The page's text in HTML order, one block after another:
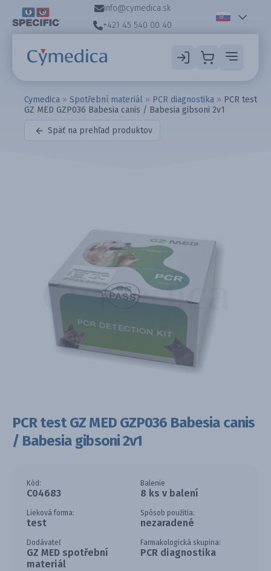
info@cymedica.sk
+421 45 540 00 40
Cymedica » Spotřební materiál » PCR diagnostika » PCR test
GZ MED GZP036 Babesia canis / Babesia gibsoni 2v1
Späť na prehľad produktov
PCR test GZ MED GZP036 Babesia canis
/ Babesia gibsoni 2v1
Kód:
C04683
Balenie
8 ks v balení
Lieková forma:
test
Spôsob použitia:
nezaradené
Dodávateľ
GZ MED spotřební
materiál
Farmakologická skupina:
PCR diagnostika